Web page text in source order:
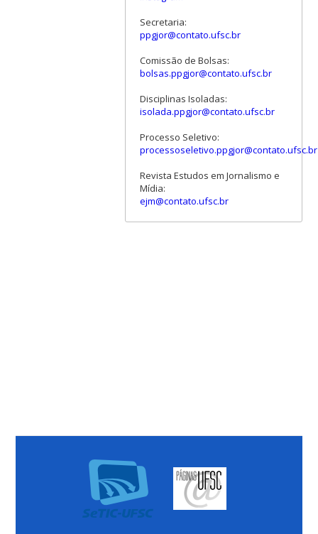
Secretaria:
ppgjor@contato.ufsc.br
Comissão de Bolsas:
bolsas.ppgjor@contato.ufsc.br
Disciplinas Isoladas:
isolada.ppgjor@contato.ufsc.br
Processo Seletivo:
processoseletivo.ppgjor@contato.ufsc.br
Revista Estudos em Jornalismo e
Mídia:
ejm@contato.ufsc.br